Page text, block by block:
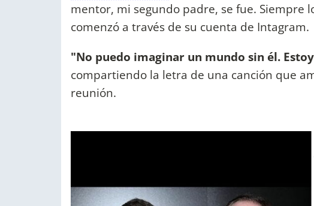
mentor, mi segundo padre, se fue. Siempre
comenzó a través de su cuenta de Intagram.
"No puedo imaginar un mundo sin él.
compartiendo la letra de una canción que
reunión.